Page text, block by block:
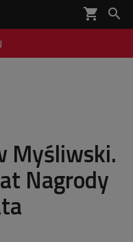
shopping_cart 

Myśliwski.
Nagrody